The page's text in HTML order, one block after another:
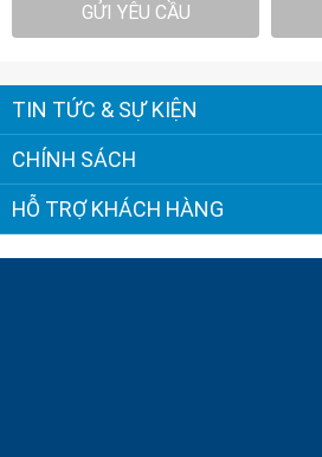
GỬI YÊU CẦU
TIN TỨC & SỰ KIỆN
CHÍNH SÁCH
HỖ TRỢ KHÁCH HÀNG